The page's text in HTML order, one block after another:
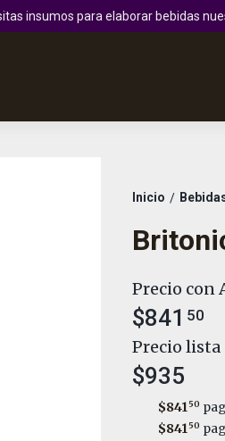
insumos para elaborar bebidas
Inicio /
Precio con
$841 50
Precio lista
$935
$84150
$84150